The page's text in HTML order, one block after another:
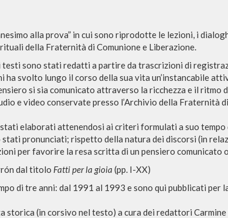
alla prova” in cui sono riprodotte le lezioni, i
della Fraternità di Comunione e Liberazione.
testi sono stati redatti a partire da trascrizioni di
ha svolto lungo il corso della sua vita un’instancabile
si sia comunicato attraverso la ricchezza e il ritmo
e video conservate presso l’Archivio della Fraternità
elaborati attenendosi ai criteri formulati a suo tempo
pronunciati; rispetto della natura dei discorsi (in
per favorire la resa scritta di un pensiero comunicato
dal titolo Fatti per la gioia (pp. I-XX)
di tre anni: dal 1991 al 1993 e sono qui pubblicati per
storica (in corsivo nel testo) a cura dei redattori
YEAR RECENT
RESULTS